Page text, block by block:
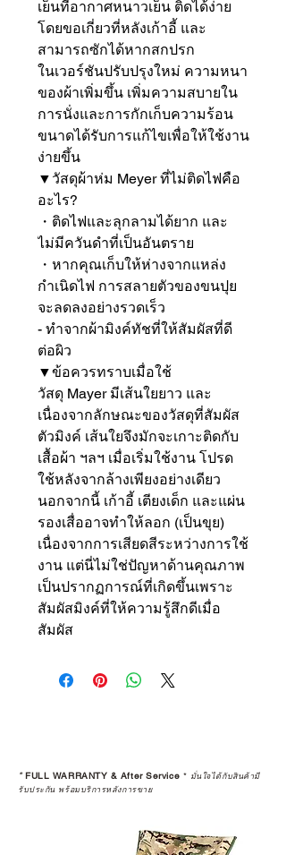
เย็นที่อากาศหนาวเย็น ติดได้ง่าย
โดยขอเกี่ยวที่หลังเก้าอี้ และ
สามารถซักได้หากสกปรก
ในเวอร์ชันปรับปรุงใหม่ ความหนา
ของผ้าเพิ่มขึ้น เพิ่มความสบายใน
การนั่งและการกักเก็บความร้อน
ขนาดได้รับการแก้ไขเพื่อให้ใช้งาน
ง่ายขึ้น
▼วัสดุผ้าห่ม Meyer ที่ไม่ติดไฟคือ
อะไร?
・ติดไฟและลุกลามได้ยาก และ
ไม่มีควันดำที่เป็นอันตราย
・หากคุณเก็บให้ห่างจากแหล่ง
กำเนิดไฟ การสลายตัวของขนปุย
จะลดลงอย่างรวดเร็ว
- ทำจากผ้ามิงค์ทัชที่ให้สัมผัสที่ดี
ต่อผิว
▼ข้อควรทราบเมื่อใช้
วัสดุ Mayer มีเส้นใยยาว และ
เนื่องจากลักษณะของวัสดุที่สัมผัส
ตัวมิงค์ เส้นใยจึงมักจะเกาะติดกับ
เสื้อผ้า ฯลฯ เมื่อเริ่มใช้งาน โปรด
ใช้หลังจากล้างเพียงอย่างเดียว
นอกจากนี้ เก้าอี้ เตียงเด็ก และแผ่น
รองเสื่ออาจทำให้ลอก (เป็นขุย)
เนื่องจากการเสียดสีระหว่างการใช้
งาน แต่นี่ไม่ใช่ปัญหาด้านคุณภาพ
เป็นปรากฏการณ์ที่เกิดขึ้นเพราะ
สัมผัสมิงค์ที่ให้ความรู้สึกดีเมื่อ
สัมผัส
*FULL WARRANTY & After Service * มั่นใจได้กับสินค้ามี
รับประกัน พร้อมบริการหลังการขาย